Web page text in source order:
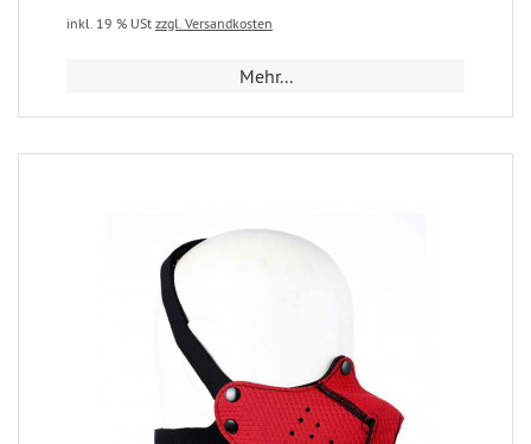
inkl. 19 % USt zzgl. Versandkosten
Mehr...